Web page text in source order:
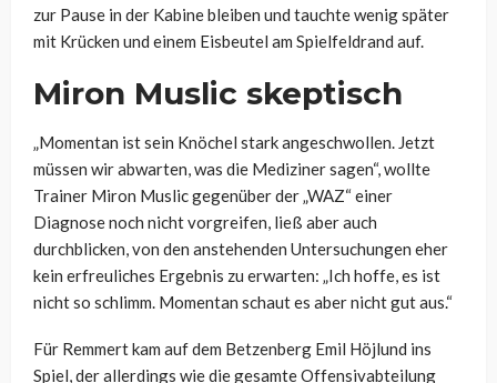
zur Pause in der Kabine bleiben und tauchte wenig später
mit Krücken und einem Eisbeutel am Spielfeldrand auf.
Miron Muslic skeptisch
„Momentan ist sein Knöchel stark angeschwollen. Jetzt
müssen wir abwarten, was die Mediziner sagen“, wollte
Trainer Miron Muslic gegenüber der „WAZ“ einer
Diagnose noch nicht vorgreifen, ließ aber auch
durchblicken, von den anstehenden Untersuchungen eher
kein erfreuliches Ergebnis zu erwarten: „Ich hoffe, es ist
nicht so schlimm. Momentan schaut es aber nicht gut aus.“
Für Remmert kam auf dem Betzenberg Emil Höjlund ins
Spiel, der allerdings wie die gesamte Offensivabteilung